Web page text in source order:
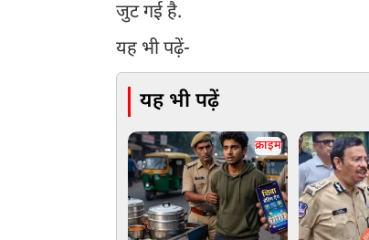
जुट गई है.
यह भी पढ़ें-
यह भी पढ़ें
क्राइम